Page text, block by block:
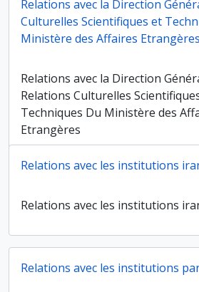
Relations avec la Direction
Culturelles Scientifiques et
Ministère des Affaires Etrangères
Relations avec la Direction
Relations Culturelles
Techniques Du Ministère des
Etrangères
Relations avec les institutions
Relations avec les institutions
Relations avec les institutions